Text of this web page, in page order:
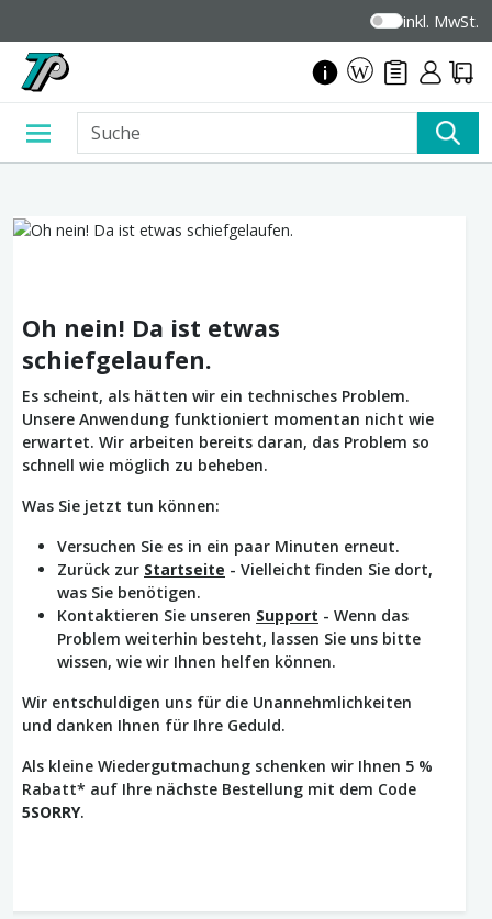
inkl. MwSt.
Oh nein! Da ist etwas
schiefgelaufen.
Es scheint, als hätten wir ein technisches Problem.
Unsere Anwendung funktioniert momentan nicht wie
erwartet. Wir arbeiten bereits daran, das Problem so
schnell wie möglich zu beheben.
Was Sie jetzt tun können:
Versuchen Sie es in ein paar Minuten erneut.
Zurück zur Startseite - Vielleicht finden Sie dort,
was Sie benötigen.
Kontaktieren Sie unseren Support - Wenn das
Problem weiterhin besteht, lassen Sie uns bitte
wissen, wie wir Ihnen helfen können.
Wir entschuldigen uns für die Unannehmlichkeiten
und danken Ihnen für Ihre Geduld.
Als kleine Wiedergutmachung schenken wir Ihnen 5 %
Rabatt* auf Ihre nächste Bestellung mit dem Code
5SORRY.